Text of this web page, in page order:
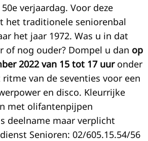
verjaardag. Voor deze
het traditionele seniorenbal
het jaar 1972. Was u in dat
of nog ouder? Dompel u dan op
2022 van 15 tot 17 uur onder
van de seventies voor een
en disco. Kleurrijke
met olifantenpijpen
deelname maar verplicht
Senioren: 02/605.15.54/56